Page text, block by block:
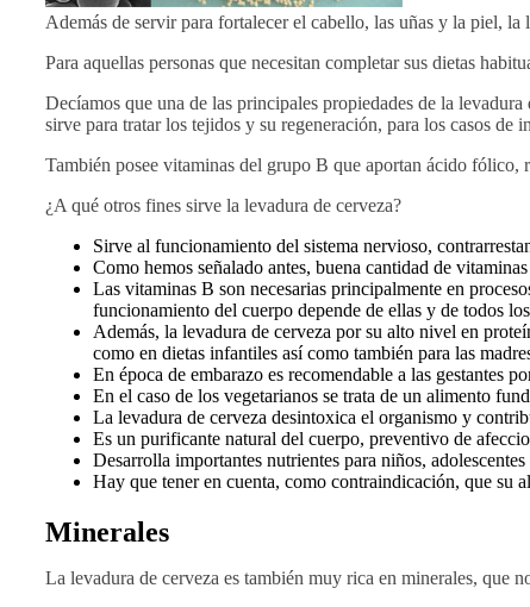
Además de servir para fortalecer el cabello, las uñas y la piel,
Para aquellas personas que necesitan completar sus dietas
Decíamos que una de las principales propiedades de la
sirve para tratar los tejidos y su regeneración, para los casos de
También posee vitaminas del grupo B que aportan ácido
¿A qué otros fines sirve la levadura de cerveza?
Sirve al funcionamiento del sistema nervioso,
Como hemos señalado antes, buena cantidad de
Las vitaminas B son necesarias principalmente en
funcionamiento del cuerpo depende de ellas y de todos
Además, la levadura de cerveza por su alto nivel en
como en dietas infantiles así como también para las
En época de embarazo es recomendable a las gestantes
En el caso de los vegetarianos se trata de un alimento
La levadura de cerveza desintoxica el organismo y
Es un purificante natural del cuerpo, preventivo de
Desarrolla importantes nutrientes para niños,
Hay que tener en cuenta, como contraindicación, que su
Minerales
La levadura de cerveza es también muy rica en minerales, que